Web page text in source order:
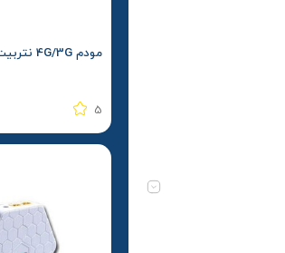
مودم 4G/3G نتربیت مدل NW-431F
5